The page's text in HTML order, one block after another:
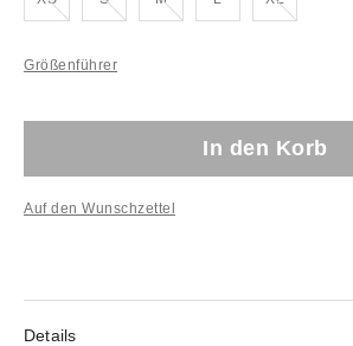
Größenführer
In den Korb
Auf den Wunschzettel
Details